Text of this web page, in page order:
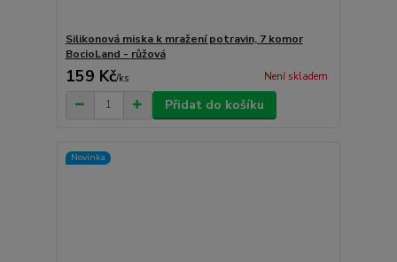
Silikonová miska k mražení potravin, 7 komor
BocioLand - růžová
159 Kč/ks Není skladem
Přidat do košíku
Novinka